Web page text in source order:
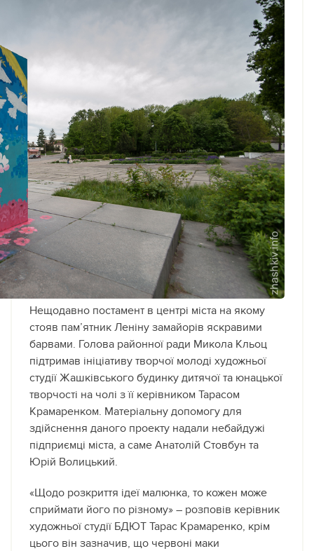
Нещодавно постамент в центрі міста на якому
стояв пам’ятник Леніну замайорів яскравими
барвами. Голова районної ради Микола Кльоц
підтримав ініціативу творчої молоді художньої
студії Жашківського будинку дитячої та юнацької
творчості на чолі з її керівником Тарасом
Крамаренком. Матеріальну допомогу для
здійснення даного проекту надали небайдужі
підприємці міста, а саме Анатолій Стовбун та
Юрій Волицький.
«Щодо розкриття ідеї малюнка, то кожен може
сприймати його по різному» – розповів керівник
художньої студії БДЮТ Тарас Крамаренко, крім
цього він зазначив, що червоні маки